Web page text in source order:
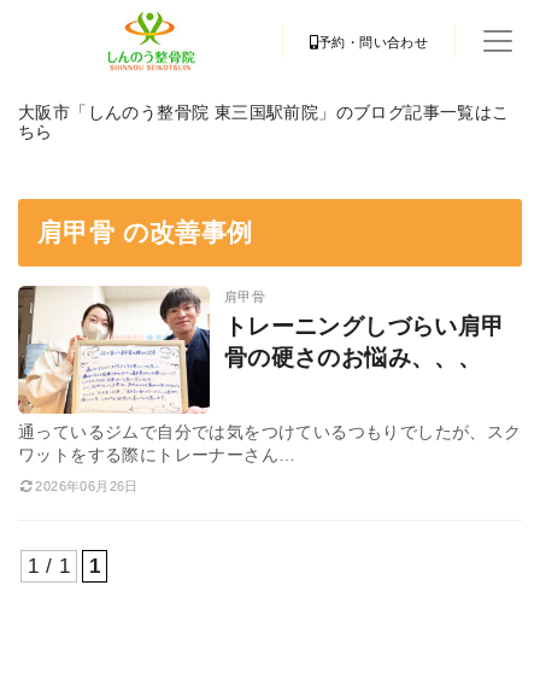
予約・問い合わせ
大阪市「しんのう整骨院 東三国駅前院」のブログ記事一覧はこ
ちら
肩甲骨 の改善事例
肩甲骨
トレーニングしづらい肩甲
骨の硬さのお悩み、、、
通っているジムで自分では気をつけているつもりでしたが、スク
ワットをする際にトレーナーさん…
2026年06月26日
1 / 1 1